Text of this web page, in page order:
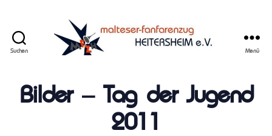
Suchen
Heitersheim
e.V.
Menü
Bilder – Tag der Jugend
2011